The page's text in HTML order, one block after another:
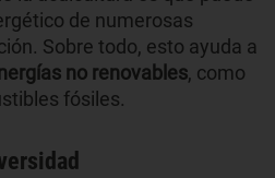
de numerosas
Sobre todo, esto ayuda a
no renovables, como
fósiles.